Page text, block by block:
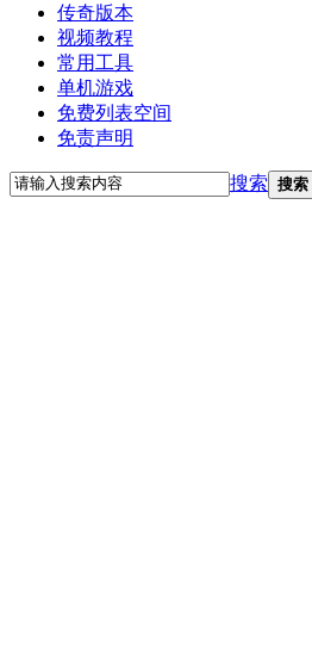
传奇版本
视频教程
常用工具
单机游戏
免费列表空间
免责声明
搜索 搜索